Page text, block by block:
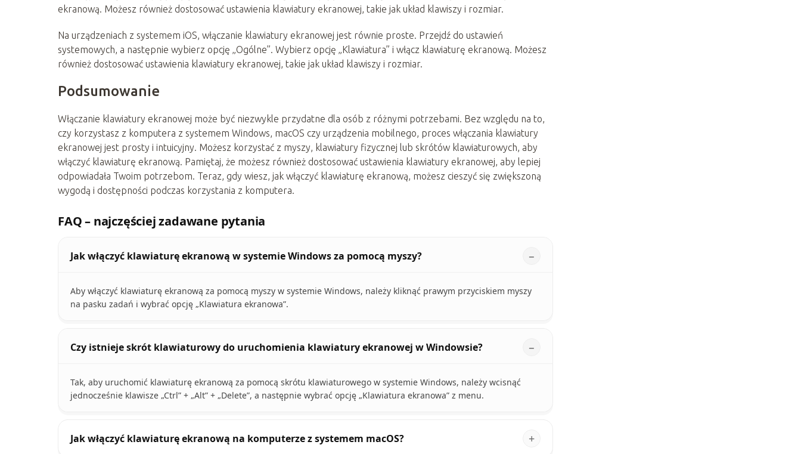
ekranową. Możesz również dostosować ustawienia klawiatury ekranowej, takie jak układ klawiszy i rozmiar.
Na urządzeniach z systemem iOS, włączanie klawiatury ekranowej jest równie proste. Przejdź do ustawień
systemowych, a następnie wybierz opcję „Ogólne”. Wybierz opcję „Klawiatura” i włącz klawiaturę ekranową. Możesz
również dostosować ustawienia klawiatury ekranowej, takie jak układ klawiszy i rozmiar.
Podsumowanie
Włączanie klawiatury ekranowej może być niezwykle przydatne dla osób z różnymi potrzebami. Bez względu na to,
czy korzystasz z komputera z systemem Windows, macOS czy urządzenia mobilnego, proces włączania klawiatury
ekranowej jest prosty i intuicyjny. Możesz korzystać z myszy, klawiatury fizycznej lub skrótów klawiaturowych, aby
włączyć klawiaturę ekranową. Pamiętaj, że możesz również dostosować ustawienia klawiatury ekranowej, aby lepiej
odpowiadała Twoim potrzebom. Teraz, gdy wiesz, jak włączyć klawiaturę ekranową, możesz cieszyć się zwiększoną
wygodą i dostępności podczas korzystania z komputera.
FAQ – najczęściej zadawane pytania
Jak włączyć klawiaturę ekranową w systemie Windows za pomocą myszy?
Aby włączyć klawiaturę ekranową za pomocą myszy w systemie Windows, należy kliknąć prawym przyciskiem myszy
na pasku zadań i wybrać opcję „Klawiatura ekranowa”.
Czy istnieje skrót klawiaturowy do uruchomienia klawiatury ekranowej w Windowsie?
Tak, aby uruchomić klawiaturę ekranową za pomocą skrótu klawiaturowego w systemie Windows, należy wcisnąć
jednocześnie klawisze „Ctrl” + „Alt” + „Delete”, a następnie wybrać opcję „Klawiatura ekranowa” z menu.
Jak włączyć klawiaturę ekranową na komputerze z systemem macOS?